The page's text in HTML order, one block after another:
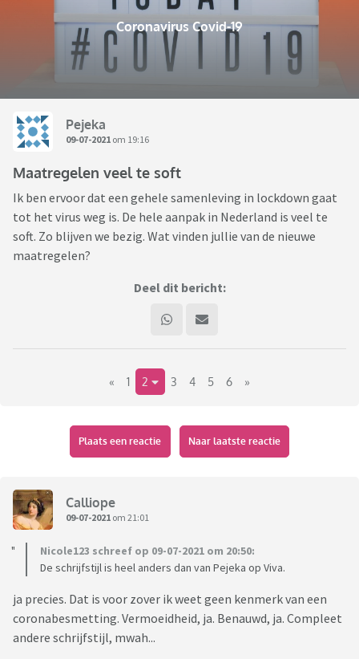
Coronavirus Covid-19
Pejeka
09-07-2021 om 19:16
Maatregelen veel te soft
Ik ben ervoor dat een gehele samenleving in lockdown gaat
tot het virus weg is. De hele aanpak in Nederland is veel te
soft. Zo blijven we bezig. Wat vinden jullie van de nieuwe
maatregelen?
Deel dit bericht:
« 1 2 3 4 5 6 »
Plaats een reactie Naar laatste reactie
Calliope
09-07-2021 om 21:01
Nicole123 schreef op 09-07-2021 om 20:50:
De schrijfstijl is heel anders dan van Pejeka op Viva.
ja precies. Dat is voor zover ik weet geen kenmerk van een
coronabesmetting. Vermoeidheid, ja. Benauwd, ja. Compleet
andere schrijfstijl, mwah...